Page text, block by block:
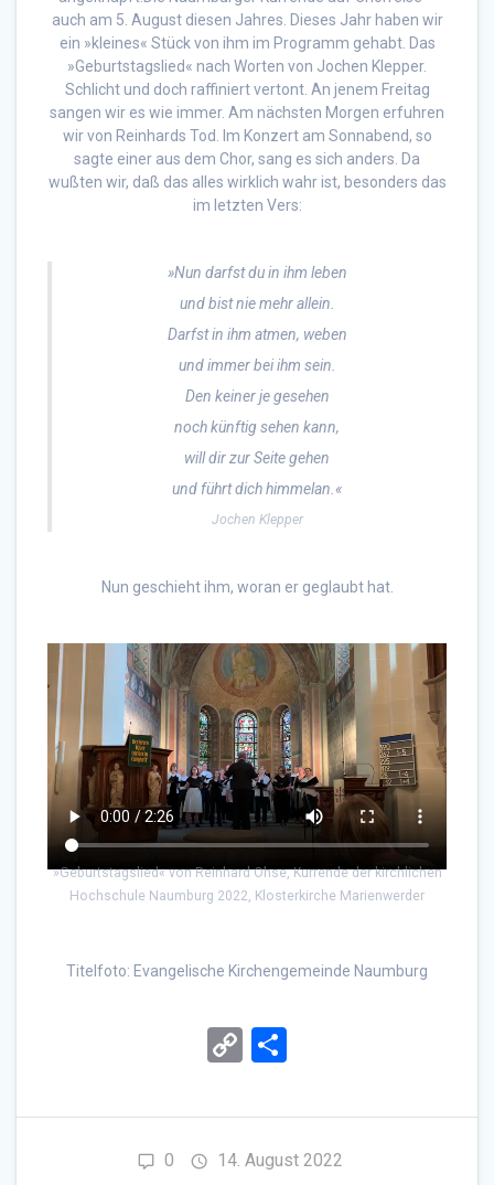
auch am 5. August diesen Jahres. Dieses Jahr haben wir
ein »kleines« Stück von ihm im Programm gehabt. Das
»Geburtstagslied« nach Worten von Jochen Klepper.
Schlicht und doch raffiniert vertont. An jenem Freitag
sangen wir es wie immer. Am nächsten Morgen erfuhren
wir von Reinhards Tod. Im Konzert am Sonnabend, so
sagte einer aus dem Chor, sang es sich anders. Da
wußten wir, daß das alles wirklich wahr ist, besonders das
im letzten Vers:
»Nun darfst du in ihm leben
und bist nie mehr allein.
Darfst in ihm atmen, weben
und immer bei ihm sein.
Den keiner je gesehen
noch künftig sehen kann,
will dir zur Seite gehen
und führt dich himmelan.«
Jochen Klepper
Nun geschieht ihm, woran er geglaubt hat.
»Geburtstagslied« von Reinhard Ohse, Kurrende der kirchlichen
Hochschule Naumburg 2022, Klosterkirche Marienwerder
Titelfoto: Evangelische Kirchengemeinde Naumburg
C
py
Li
e
n
0 14. August 2022